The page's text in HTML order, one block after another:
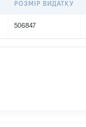
РОЗМІР ВИДАТКУ
506847